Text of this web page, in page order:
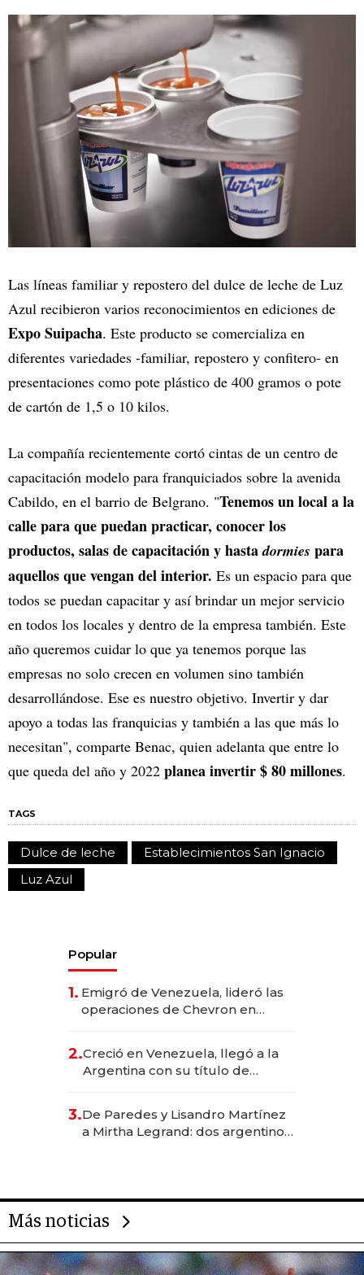
Las líneas familiar y repostero del dulce de leche de Luz
Azul recibieron varios reconocimientos en ediciones de
Expo Suipacha. Este producto se comercializa en
diferentes variedades -familiar, repostero y confitero- en
presentaciones como pote plástico de 400 gramos o pote
de cartón de 1,5 o 10 kilos.
La compañía recientemente cortó cintas de un centro de
capacitación modelo para franquiciados sobre la avenida
Cabildo, en el barrio de Belgrano. "Tenemos un local a la
calle para que puedan practicar, conocer los
productos, salas de capacitación y hastadormies para
aquellos que vengan del interior. Es un espacio para que
todos se puedan capacitar y así brindar un mejor servicio
en todos los locales y dentro de la empresa también. Este
año queremos cuidar lo que ya tenemos porque las
empresas no solo crecen en volumen sino también
desarrollándose. Ese es nuestro objetivo. Invertir y dar
apoyo a todas las franquicias y también a las que más lo
necesitan", comparte Benac, quien adelanta que entre lo
que queda del año y 2022 planea invertir $ 80 millones.
TAGS
Dulce de leche
Establecimientos San Ignacio
Luz Azul
Popular
1. Emigró de Venezuela, lideró las
operaciones de Chevron en
2.Creció en Venezuela, llegó a la
Argentina con su título de
las marcas "fast premium"
3.De Paredes y Lisandro Martínez
a Mirtha Legrand: dos argentinos
Más noticias